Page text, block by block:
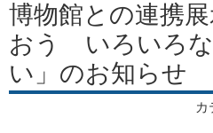
博物館との連携
おう いろいろ
い」のお知らせ
カ